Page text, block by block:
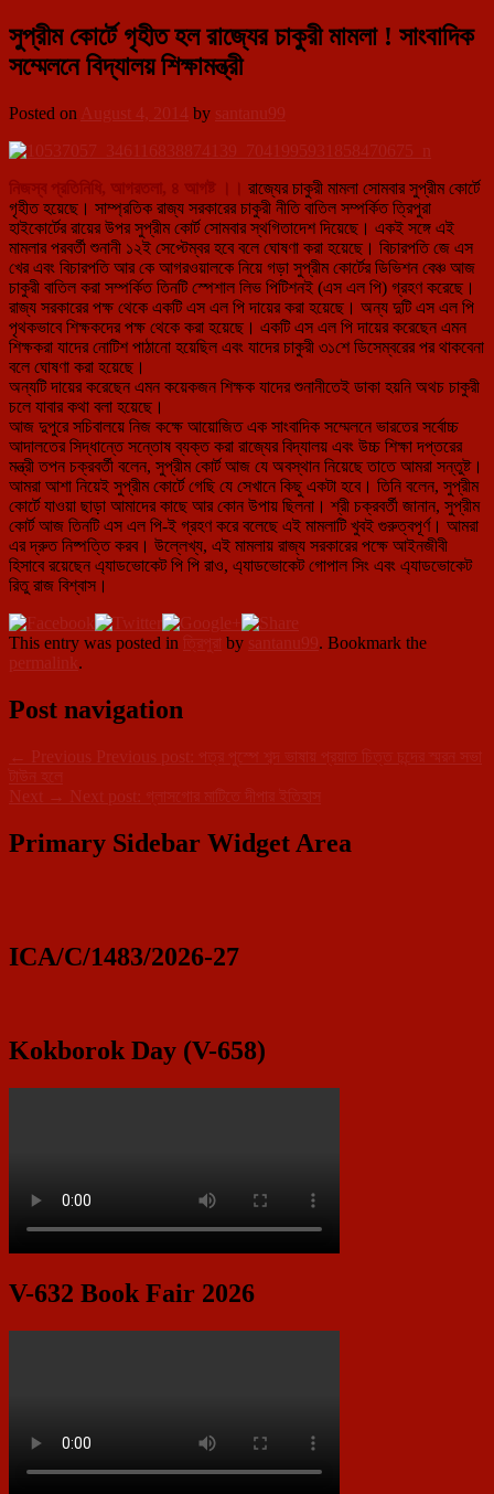
সুপ্রীম কোর্টে গৃহীত হল রাজ্যের চাকুরী মামলা ! সাংবাদিক
সম্মেলনে বিদ্যালয় শিক্ষামন্ত্রী
Posted on August 4, 2014 by santanu99
নিজস্ব প্রতিনিধি, আগরতলা, ৪ আগষ্ট ।। রাজ্যের চাকুরী মামলা সোমবার সুপ্রীম কোর্টে
গৃহীত হয়েছে। সাম্প্রতিক রাজ্য সরকারের চাকুরী নীতি বাতিল সম্পর্কিত ত্রিপুরা
হাইকোর্টের রায়ের উপর সুপ্রীম কোর্ট সোমবার স্থগিতাদেশ দিয়েছে। একই সঙ্গে এই
মামলার পরবর্তী শুনানী ১২ই সেপ্টেম্বর হবে বলে ঘোষণা করা হয়েছে। বিচারপতি জে এস
খের এবং বিচারপতি আর কে আগরওয়ালকে নিয়ে গড়া সুপ্রীম কোর্টের ডিভিশন বেঞ্চ আজ
চাকুরী বাতিল করা সম্পর্কিত তিনটি স্পেশাল লিভ পিটিশনই (এস এল পি) গ্রহণ করেছে।
রাজ্য সরকারের পক্ষ থেকে একটি এস এল পি দায়ের করা হয়েছে। অন্য দুটি এস এল পি
পৃথকভাবে শিক্ষকদের পক্ষ থেকে করা হয়েছে। একটি এস এল পি দায়ের করেছেন এমন
শিক্ষকরা যাদের নোটিশ পাঠানো হয়েছিল এবং যাদের চাকুরী ৩১শে ডিসেম্বরের পর থাকবেনা
বলে ঘোষণা করা হয়েছে।
অন্যটি দায়ের করেছেন এমন কয়েকজন শিক্ষক যাদের শুনানীতেই ডাকা হয়নি অথচ চাকুরী
চলে যাবার কথা বলা হয়েছে।
আজ দুপুরে সচিবালয়ে নিজ কক্ষে আয়োজিত এক সাংবাদিক সম্মেলনে ভারতের সর্বোচ্চ
আদালতের সিদ্ধান্তে সন্তোষ ব্যক্ত করা রাজ্যের বিদ্যালয় এবং উচ্চ শিক্ষা দপ্তরের
মন্ত্রী তপন চক্রবর্তী বলেন, সুপ্রীম কোর্ট আজ যে অবস্থান নিয়েছে তাতে আমরা সন্তুষ্ট।
আমরা আশা নিয়েই সুপ্রীম কোর্টে গেছি যে সেখানে কিছু একটা হবে। তিনি বলেন, সুপ্রীম
কোর্টে যাওয়া ছাড়া আমাদের কাছে আর কোন উপায় ছিলনা। শ্রী চক্রবর্তী জানান, সুপ্রীম
কোর্ট আজ তিনটি এস এল পি-ই গ্রহণ করে বলেছে এই মামলাটি খুবই গুরুত্বপূর্ণ। আমরা
এর দ্রুত নিষ্পত্তি করব। উল্লেখ্য, এই মামলায় রাজ্য সরকারের পক্ষে আইনজীবী
হিসাবে রয়েছেন এ্যাডভোকেট পি পি রাও, এ্যাডভোকেট গোপাল সিং এবং এ্যাডভোকেট
রিতু রাজ বিশ্বাস।
This entry was posted in ত্রিপুরা by santanu99. Bookmark the
permalink.
Post navigation
← Previous Previous post:
পত্র পুস্পে শব্দ ভাষায় প্রয়াত চিত্ত চন্দের স্মরন সভা
টাউন হলে
Next → Next post: গ্লাসগোর মাটিতে দীপার ইতিহাস
Primary Sidebar Widget Area
ICA/C/1483/2026-27
Kokborok Day (V-658)
V-632 Book Fair 2026